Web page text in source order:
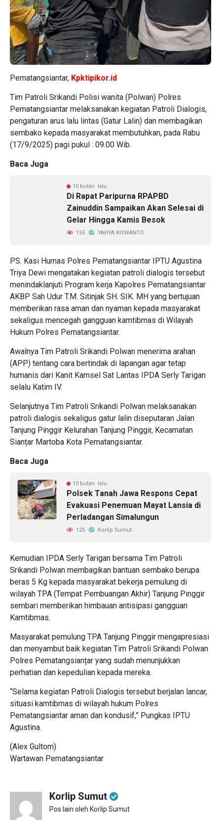
Pematangsiantar, Kpktipikor.id
Tim Patroli Srikandi Polisi wanita (Polwan) Polres
Pematangsiantar melaksanakan kegiatan Patroli Dialogis,
pengaturan arus lalu lintas (Gatur Lalin) dan membagikan
sembako kepada masyarakat membutuhkan, pada Rabu
(17/9/2025) pagi pukul : 09.00 Wib.
Baca Juga
10 bulan lalu
Di Rapat Paripurna RPAPBD
Zainuddin Sampaikan Akan Selesai di
Gelar Hingga Kamis Besok
155 YAHYA RISWANTO
PS. Kasi Humas Polres Pematangsiantar IPTU Agustina
Triya Dewi mengatakan kegiatan patroli dialogis tersebut
menindaklanjuti Program kerja Kapolres Pematangsiantar
AKBP Sah Udur T.M. Sitinjak SH. SIK. MH yang bertujuan
memberikan rasa aman dan nyaman kepada masyarakat
sekaligus mencegah gangguan kamtibmas di Wilayah
Hukum Polres Pematangsiantar.
Awalnya Tim Patroli Srikandi Polwan menerima arahan
(APP) tentang cara bertindak di lapangan agar tetap
humanis dari Kanit Kamsel Sat Lantas IPDA Serly Tarigan
selalu Katim IV.
Selanjutnya Tim Patroli Srikandi Polwan melaksanakan
patroli dialogis sekaligus gatur lalin diseputaran Jalan
Tanjung Pinggir Kelurahan Tanjung Pinggir, Kecamatan
Sianțar Martoba Kota Pematangsiantar.
Baca Juga
10 bulan lalu
Polsek Tanah Jawa Respons Cepat
Evakuasi Penemuan Mayat Lansia di
Perladangan Simalungun
125 Korlip Sumut
Kemudian IPDA Serly Tarigan bersama Tim Patroli
Srikandi Polwan membagikan bantuan sembako berupa
beras 5 Kg kepada masyarakat bekerja pemulung di
wilayah TPA (Tempat Pembuangan Akhir) Tanjung Pinggir
sembari memberikan himbauan antisipasi gangguan
Kamtibmas.
Masyarakat pemulung TPA Tanjung Pinggir mengapresiasi
dan menyambut baik kegiatan Tim Patroli Srikandi Polwan
Polres Pematangsianțar yang sudah menunjukkan
perhatian dan kepedulian kepada mereka.
“Selama kegiatan Patroli Dialogis tersebut berjalan lancar,
situasi kamtibmas di wilayah hukum Polres
Pematangsiantar aman dan kondusif,” Pungkas IPTU
Agustina.
(Alex Gultom)
Wartawan Pematangsiantar
Korlip Sumut
Pos lain oleh Korlip Sumut